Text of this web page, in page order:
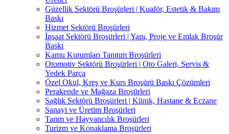
Güzellik Sektörü Broşürleri | Kuaför, Estetik & Bakım
Baskı
Hizmet Sektörü Broşürleri
İnşaat Sektörü Broşürleri | Yapı, Proje ve Emlak Broşür
Baskı
Kamu Kurumları Tanıtım Broşürleri
Otomotiv Sektörü Broşürleri | Oto Galeri, Servis &
Yedek Parça
Özel Okul, Kreş ve Kurs Broşürü Baskı Çözümleri
Perakende ve Mağaza Broşürleri
Sağlık Sektörü Broşürleri | Klinik, Hastane & Eczane
Sanayi ve Üretim Broşürleri
Tarım ve Hayvancılık Broşürleri
Turizm ve Konaklama Broşürleri